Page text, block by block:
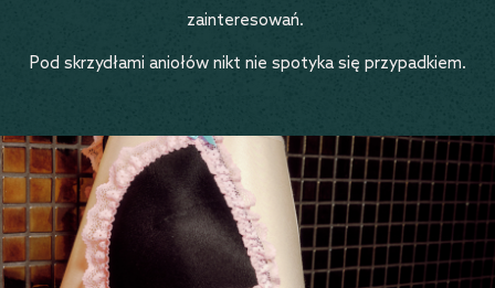
zainteresowań.
Pod skrzydłami aniołów nikt nie spotyka się przypadkiem.